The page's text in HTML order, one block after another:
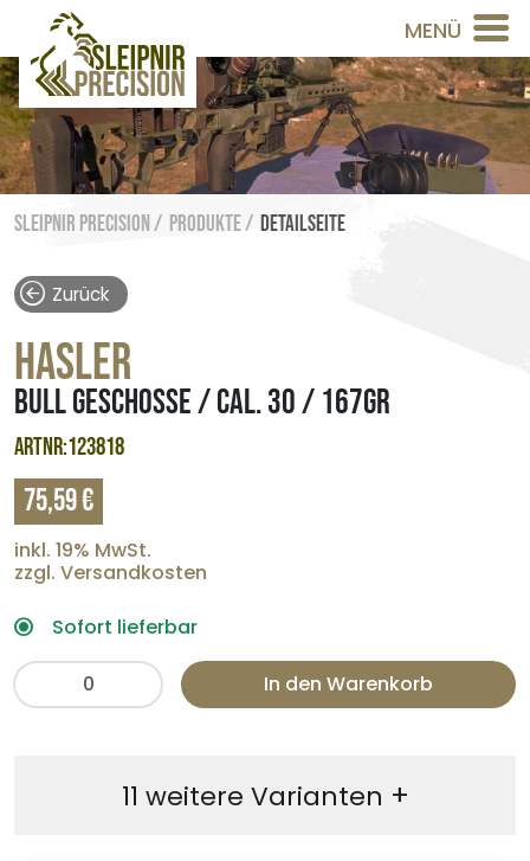
MENÜ
Sleipnir Precision / Produkte / Detailseite
Zurück
HASLER
BULL GESCHOSSE / CAL. 30 / 167GR
ARTNR:123818
75,59 €
inkl. 19% MwSt.
zzgl. Versandkosten
Sofort lieferbar
In den Warenkorb
11 weitere Varianten +